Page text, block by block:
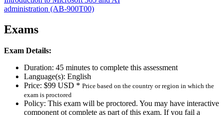
administration (AB-900T00)
Exams
Exam Details:
Duration: 45 minutes to complete this assessment
Language(s): English
Price: $99 USD * Price based on the country or region in which the
exam is proctored
Policy: This exam will be proctored. You may have interactive
component ot complete as part of this exam. If you fail a